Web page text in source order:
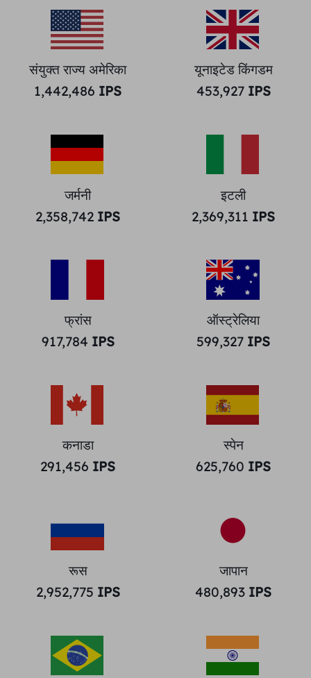
संयुक्त राज्य अमेरिका
1,442,486 IPS
यूनाइटेड किंगडम
453,927IPS
जर्मनी
2,358,742 IPS
इटली
2,369,311 IPS
फ्रांस
917,784 IPS
ऑस्ट्रेलिया
599,327 IPS
कनाडा
291,456 IPS
स्पेन
625,760 IPS
रूस
2,952,775 IPS
जापान
480,893 IPS